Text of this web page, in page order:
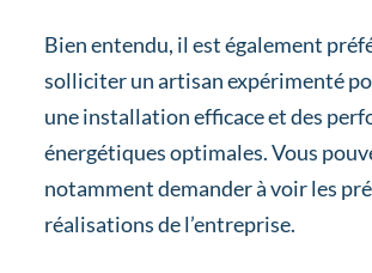
Bien entendu, il est également
solliciter un artisan expérimenté
une installation efficace et des
énergétiques optimales. Vous
notamment demander à voir les
réalisations de l’entreprise.